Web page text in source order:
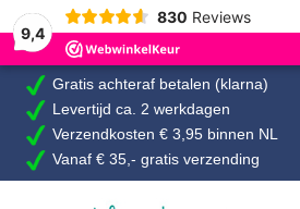
9,4
830 Reviews
Gratis achteraf betalen (klarna)
Levertijd ca. 2 werkdagen
Verzendkosten € 3,95 binnen NL
Vanaf € 35,- gratis verzending